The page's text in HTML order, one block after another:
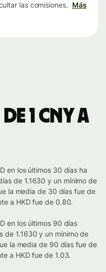
las comisiones. Más
1 CNY a
en los últimos 30 días ha
de 1.1630 y un mínimo de
la media de 30 días fue de
a HKD fue de 0.80.
en los últimos 90 días
de 1.1630 y un mínimo de
la media de 90 días fue de
a HKD fue de 1.03.